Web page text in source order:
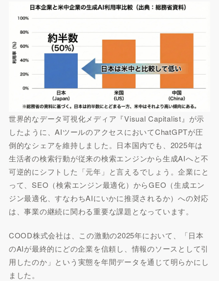
世界的なデータ可視化メディア『Visual Capitalist』が示
したように、AIツールのアクセスにおいてChatGPTが圧
倒的なシェアを維持しました。日本国内でも、2025年は
生活者の検索行動が従来の検索エンジンから生成AIへと不
可逆的にシフトした「元年」と言えるでしょう。企業にと
って、SEO（検索エンジン最適化）からGEO（生成エン
ジン最適化、すなわちAIにいかに推奨されるか）への対応
は、事業の継続に関わる重要な課題となっています。
COOD株式会社は、この激動の2025年において、「日本
のAIが最終的にどの企業を信頼し、情報のソースとして引
用したのか」という実態を年間データを通じて明らかにし
ました。